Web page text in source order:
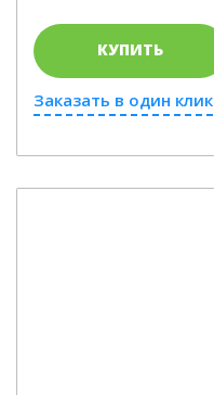
КУПИТЬ
Заказать в один клик